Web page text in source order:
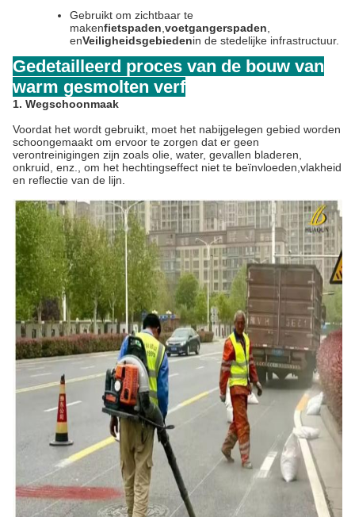
Gebruikt om zichtbaar te
makenfietspaden voetgangerspaden
enVeiligheidsgebiedenin de stedelijke infrastructuur.
Gedetailleerd proces van de bouw van
warm gesmolten verf
1. Wegschoonmaak
Voordat het wordt gebruikt, moet het nabijgelegen gebied worden
schoongemaakt om ervoor te zorgen dat er geen
verontreinigingen zijn zoals olie, water, gevallen bladeren,
onkruid, enz., om het hechtingseffect niet te beïnvloeden,vlakheid
en reflectie van de lijn.